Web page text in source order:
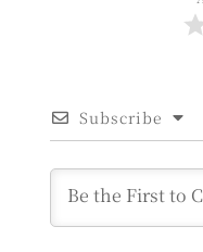
Subscribe